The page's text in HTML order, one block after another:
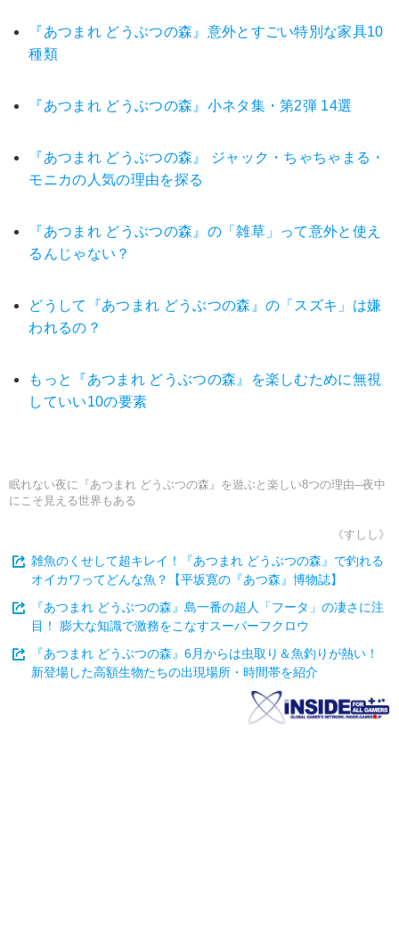
『あつまれ どうぶつの森』意外とすごい特別な家具10
種類
『あつまれ どうぶつの森』小ネタ集・第2弾 14選
『あつまれ どうぶつの森』 ジャック・ちゃちゃまる・
モニカの人気の理由を探る
『あつまれ どうぶつの森』の「雑草」って意外と使え
るんじゃない？
どうして『あつまれ どうぶつの森』の「スズキ」は嫌
われるの？
もっと『あつまれ どうぶつの森』を楽しむために無視
していい10の要素
眠れない夜に『あつまれ どうぶつの森』を遊ぶと楽しい8つの理由─夜中
にこそ見える世界もある
《すしし》
雑魚のくせして超キレイ！『あつまれ どうぶつの森』で釣れる
オイカワってどんな魚？【平坂寛の『あつ森』博物誌】
『あつまれ どうぶつの森』島一番の超人「フータ」の凄さに注
目！ 膨大な知識で激務をこなすスーパーフクロウ
『あつまれ どうぶつの森』6月からは虫取り＆魚釣りが熱い！
新登場した高額生物たちの出現場所・時間帯を紹介